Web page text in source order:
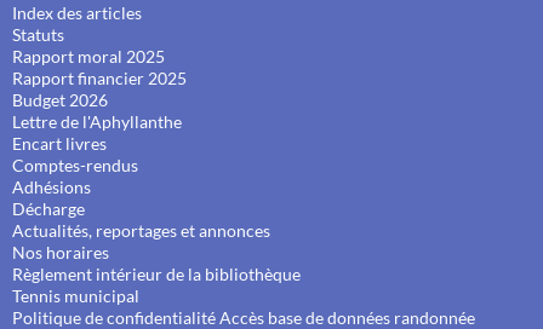
Index des articles
Statuts
Rapport moral 2025
Rapport financier 2025
Budget 2026
Lettre de l'Aphyllanthe
Encart livres
Comptes-rendus
Adhésions
Décharge
Actualités, reportages et annonces
Nos horaires
Règlement intérieur de la bibliothèque
Tennis municipal
Politique de confidentialitéAccès base de données randonnée